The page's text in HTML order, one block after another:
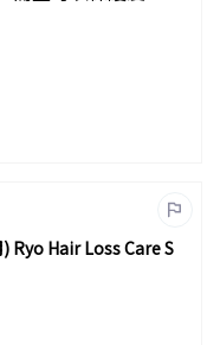
Ryo Hair Loss Care S